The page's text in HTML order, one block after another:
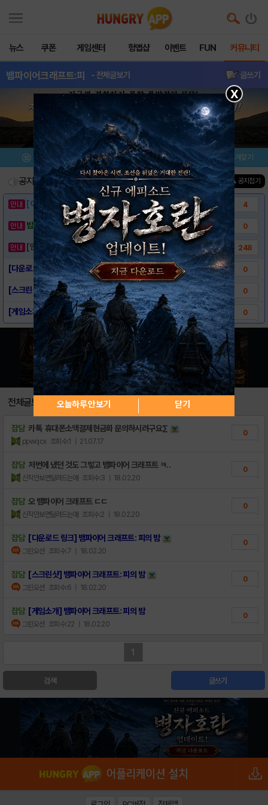
뉴스 쿠폰 게임센터 헝앱샵 이벤트 FUN 커뮤니티
뱀파이어크래프트:피 - 전체글보기 글쓰기
메뉴 이벤트/미션 설치/평가 즐겨찾기
공지사항 진행중인 이벤트0건 ▲ 공지접기
[이벤트] 웃음으로 매일매일 해피! 유머 게시.. 4
밥알이의 헝앱통신 ⑲ “밥알이, 드디어 멀티를.. 0
[안내] 헝그리앱 필수 상식! 밥알 획득 안내.. 248
[다운로드 링크] 뱀파이어 크래프트: 피의 밤 0
[스크린샷] 뱀파이어 크래프트: 피의 밤 0
[게임소개] 뱀파이어 크래프트: 피의 밤 0
전체글보기
잡담 카톡 휴대폰소액결제현금화 문의하시려구요∑
ppwqcx 조회수:1 | 21.07.17
0
잡담 저번에 냈던 것도 그렇고 뱀파이어 크래프트 ㅋ..
신작만보면달려드는애 조회수:3 | 18.02.20
0
잡담 오 뱀파이어 크래프트 ㄷㄷ
신작만보면달려드는애 조회수:2 | 18.02.20
0
잡담 [다운로드 링크] 뱀파이어 크래프트: 피의 밤
그린오션 조회수:7 | 18.02.20
0
잡담 [스크린샷] 뱀파이어 크래프트: 피의 밤
그린오션 조회수:6 | 18.02.20
0
잡담 [게임소개] 뱀파이어 크래프트: 피의 밤
그린오션 조회수:22 | 18.02.20
0
1
검색 글쓰기
X
오늘하루 안보기 닫기